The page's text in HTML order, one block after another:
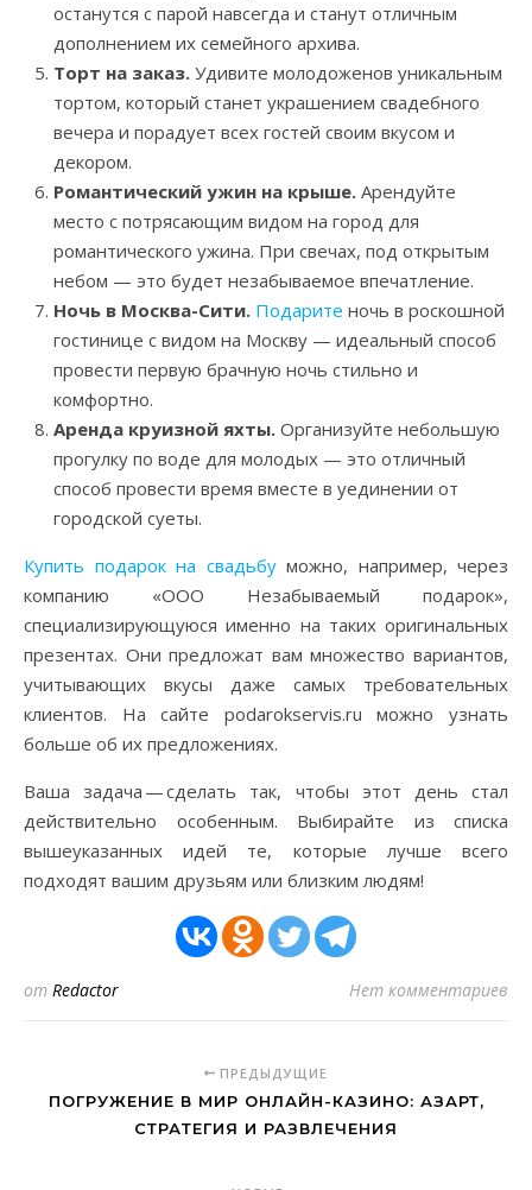
останутся с парой навсегда и станут отличным
дополнением их семейного архива.
Торт на заказ. Удивите молодоженов уникальным
тортом, который станет украшением свадебного
вечера и порадует всех гостей своим вкусом и
декором.
Романтический ужин на крыше. Арендуйте
место с потрясающим видом на город для
романтического ужина. При свечах, под открытым
небом — это будет незабываемое впечатление.
Ночь в Москва-Сити. Подарите ночь в роскошной
гостинице с видом на Москву — идеальный способ
провести первую брачную ночь стильно и
комфортно.
Аренда круизной яхты. Организуйте небольшую
прогулку по воде для молодых — это отличный
способ провести время вместе в уединении от
городской суеты.
Купить подарок на свадьбуможно, например, через
компанию «ООО Незабываемый подарок»,
специализирующуюся именно на таких оригинальных
презентах. Они предложат вам множество вариантов,
учитывающих вкусы даже самых требовательных
клиентов. На сайте podarokservis.ru можно узнать
больше об их предложениях.
Ваша задача — сделать так, чтобы этот день стал
действительно особенным. Выбирайте из списка
вышеуказанных идей те, которые лучше всего
подходят вашим друзьям или близким людям!
от Redactor Нет комментариев
ПРЕДЫДУЩИЕ
ПОГРУЖЕНИЕ В МИР ОНЛАЙН-КАЗИНО: АЗАРТ,
СТРАТЕГИЯ И РАЗВЛЕЧЕНИЯ